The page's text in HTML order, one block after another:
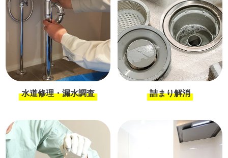
水道修理・漏水調査 詰まり解消